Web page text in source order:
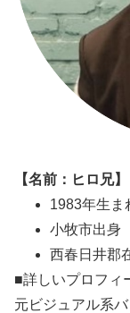
【名前：ヒロ兄】
1983年生ま
小牧市出身
西春日井郡
■詳しいプロフィ
元ビジュアル系バ